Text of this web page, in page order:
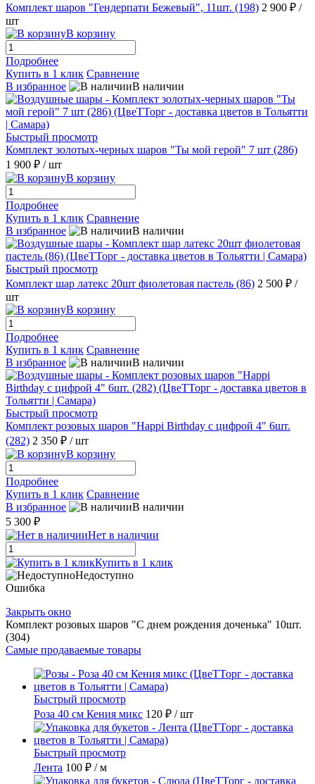
Комплект шаров "Гендерпати Бежевый", 11шт. (198) 2 900 ₽ /
шт
В корзину
Подробнее
Купить в 1 клик Сравнение
В избранное
В наличии
Быстрый просмотр
Комплект золотых-черных шаров "Ты мой герой" 7 шт (286)
1 900 ₽ / шт
В корзину
Подробнее
Купить в 1 клик Сравнение
В избранное
В наличии
Быстрый просмотр
Комплект шар латекс 20шт фиолетовая пастель (86) 2 500 ₽ /
шт
В корзину
Подробнее
Купить в 1 клик Сравнение
В избранное
В наличии
Быстрый просмотр
Комплект розовых шаров "Happi Birthday c цифрой 4" 6шт.
(282) 2 350 ₽ / шт
В корзину
Подробнее
Купить в 1 клик Сравнение
В избранное
В наличии
5 300 ₽
Нет в наличии
Купить в 1 клик
Недоступно
Ошибка
Закрыть окно
Комплект розовых шаров "С днем рождения доченька" 10шт.
(304)
Самые продаваемые товары
Быстрый просмотр
Роза 40 см Кения микс 120 ₽ / шт
Быстрый просмотр
Лента 100 ₽ / м